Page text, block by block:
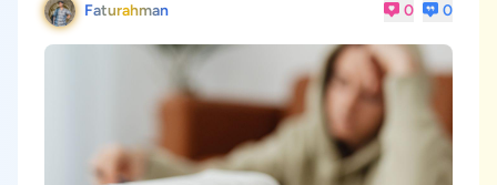
Faturahman 0 0